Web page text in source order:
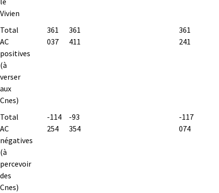
Vivien
Total
AC
positives
(à
verser
aux
Cnes)
361
037
361
411
361
241
Total
AC
négatives
(à
percevoir
des
Cnes)
-114
254
-93
354
-117
074